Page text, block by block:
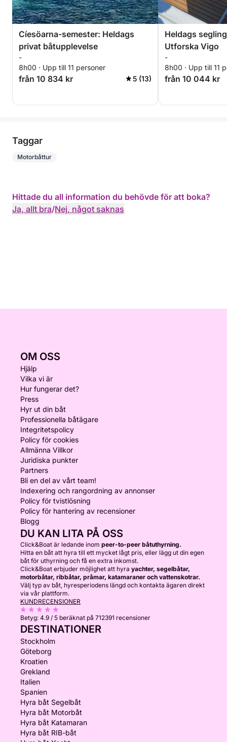
Cíesöarna-semester: Heldags
privat båtupplevelse
-
8h00 · Upp till 11 personer
från 10 834 kr 5 (13)
Heldags
Utforska Vigo
-
8h00 · Upp till 11
från 10 044 kr
Taggar
Motorbåttur
Hittade du all information du behövde för att boka?
Ja, allt bra/Nej, något saknas
OM OSS
Hjälp
Vilka vi är
Hur fungerar det?
Press
Hyr ut din båt
Professionella båtägare
Integritetspolicy
Policy för cookies
Allmänna Villkor
Juridiska punkter
Partners
Bli en del av vårt team!
Indexering och rangordning av annonser
Policy för tvistlösning
Policy för hantering av recensioner
Blogg
DU KAN LITA PÅ OSS
Click&Boat är ledande inom peer-to-peer båtuthyrning.
Hitta en båt att hyra till ett mycket lågt pris, eller lägg ut din egen
båt för uthyrning och få en extra inkomst.
Click&Boat erbjuder möjlighet att hyra yachter, segelbåtar,
motorbåtar, ribbåtar, pråmar, katamaraner och vattenskotrar.
Välj typ av båt, hyresperiodens längd och kontakta ägaren direkt
via vår plattform.
KUNDRECENSIONER
Betyg: 4.9 / 5 beräknat på 712391 recensioner
DESTINATIONER
Stockholm
Göteborg
Kroatien
Grekland
Italien
Spanien
Hyra båt Segelbåt
Hyra båt Motorbåt
Hyra båt Katamaran
Hyra båt RIB-båt